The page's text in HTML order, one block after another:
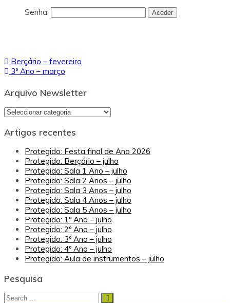
Senha:
Navegação
de
artigos
Berçário – fevereiro
3º Ano – março
Arquivo Newsletter
Arquivo
Artigos recentes
Protegido: Festa final de Ano 2026
Protegido: Berçário – julho
Protegido: Sala 1 Ano – julho
Protegido: Sala 2 Anos – julho
Protegido: Sala 3 Anos – julho
Protegido: Sala 4 Anos – julho
Protegido: Sala 5 Anos – julho
Protegido: 1º Ano – julho
Protegido: 2º Ano – julho
Protegido: 3º Ano – julho
Protegido: 4º Ano – julho
Protegido: Aula de instrumentos – julho
Pesquisa
Search
Search